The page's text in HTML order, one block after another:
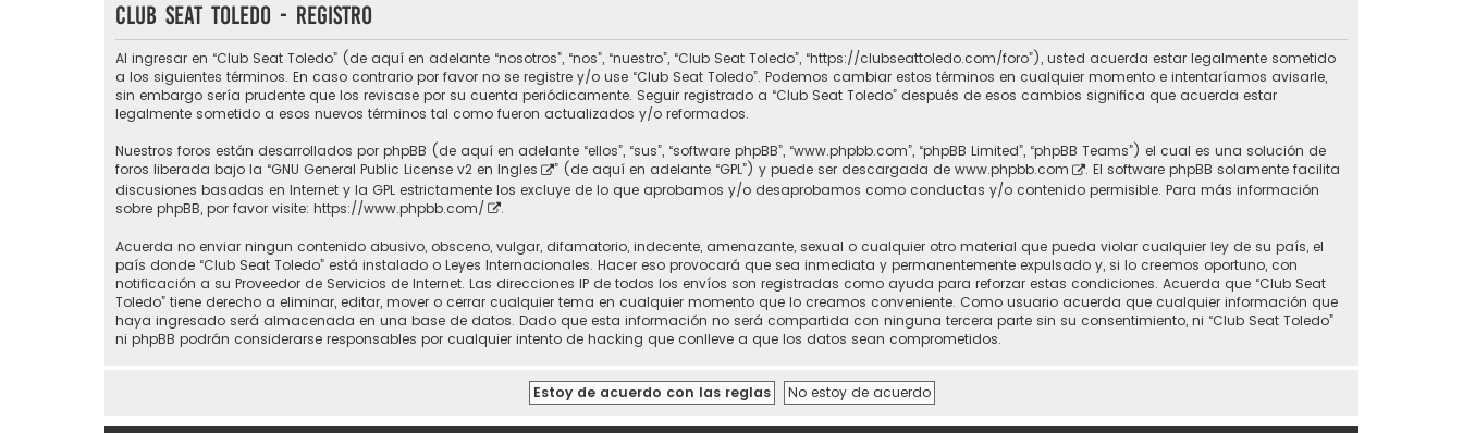
Club Seat Toledo - Registro
Al ingresar en “Club Seat Toledo” (de aquí en adelante “nosotros”, “nos”, “nuestro”, “Club Seat Toledo”, “https://clubseattoledo.com/foro”), usted acuerda estar legalmente sometido
a los siguientes términos. En caso contrario por favor no se registre y/o use “Club Seat Toledo”. Podemos cambiar estos términos en cualquier momento e intentaríamos avisarle,
sin embargo sería prudente que los revisase por su cuenta periódicamente. Seguir registrado a “Club Seat Toledo” después de esos cambios significa que acuerda estar
legalmente sometido a esos nuevos términos tal como fueron actualizados y/o reformados.
Nuestros foros están desarrollados por phpBB (de aquí en adelante “ellos”, “sus”, “software phpBB”, “www.phpbb.com”, “phpBB Limited”, “phpBB Teams”) el cual es una solución de
foros liberada bajo la “GNU General Public License v2 en Ingles ” (de aquí en adelante “GPL”) y puede ser descargada de www.phpbb.com
. El software phpBB solamente facilita
discusiones basadas en Internet y la GPL estrictamente los excluye de lo que aprobamos y/o desaprobamos como conductas y/o contenido permisible. Para más información
sobre phpBB, por favor visite: https://www.phpbb.com/ .
Acuerda no enviar ningun contenido abusivo, obsceno, vulgar, difamatorio, indecente, amenazante, sexual o cualquier otro material que pueda violar cualquier ley de su país, el
país donde “Club Seat Toledo” está instalado o Leyes Internacionales. Hacer eso provocará que sea inmediata y permanentemente expulsado y, si lo creemos oportuno, con
notificación a su Proveedor de Servicios de Internet. Las direcciones IP de todos los envíos son registradas como ayuda para reforzar estas condiciones. Acuerda que “Club Seat
Toledo” tiene derecho a eliminar, editar, mover o cerrar cualquier tema en cualquier momento que lo creamos conveniente. Como usuario acuerda que cualquier información que
haya ingresado será almacenada en una base de datos. Dado que esta información no será compartida con ninguna tercera parte sin su consentimiento, ni “Club Seat Toledo”
ni phpBB podrán considerarse responsables por cualquier intento de hacking que conlleve a que los datos sean comprometidos.